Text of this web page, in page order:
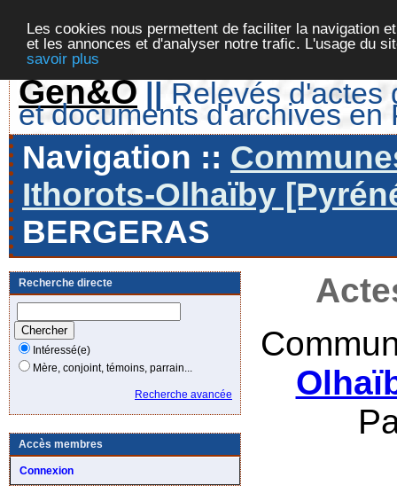
Les cookies nous permettent de faciliter la navigation
et les annonces et d'analyser notre trafic. L'usage du
savoir plus
Gen&O || Relevés d'actes
et documents d'archives en
Navigation ::
Ithorots-Olhaïby
BERGERAS
Recherche directe
Intéressé(e)
Mère, conjoint, témoins, parrain...
Recherche avancée
Accès membres
Connexion